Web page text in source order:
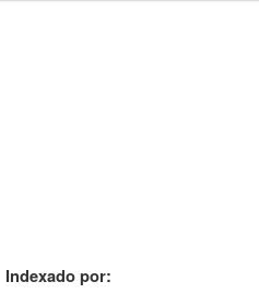
Indexado por: